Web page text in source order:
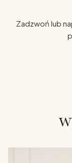
Zadzwoń lub